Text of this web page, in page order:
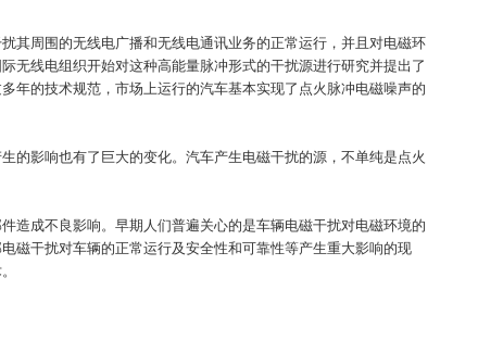
其周围的无线电广播和无线电通讯业务的正常运行，并且对电磁环
无线电组织开始对这种高能量脉冲形式的干扰源进行研究并提出了
年的技术规范，市场上运行的汽车基本实现了点火脉冲电磁噪声的
的影响也有了巨大的变化。汽车产生电磁干扰的源，不单纯是点火
造成不良影响。早期人们普遍关心的是车辆电磁干扰对电磁环境的
磁干扰对车辆的正常运行及安全性和可靠性等产生重大影响的现